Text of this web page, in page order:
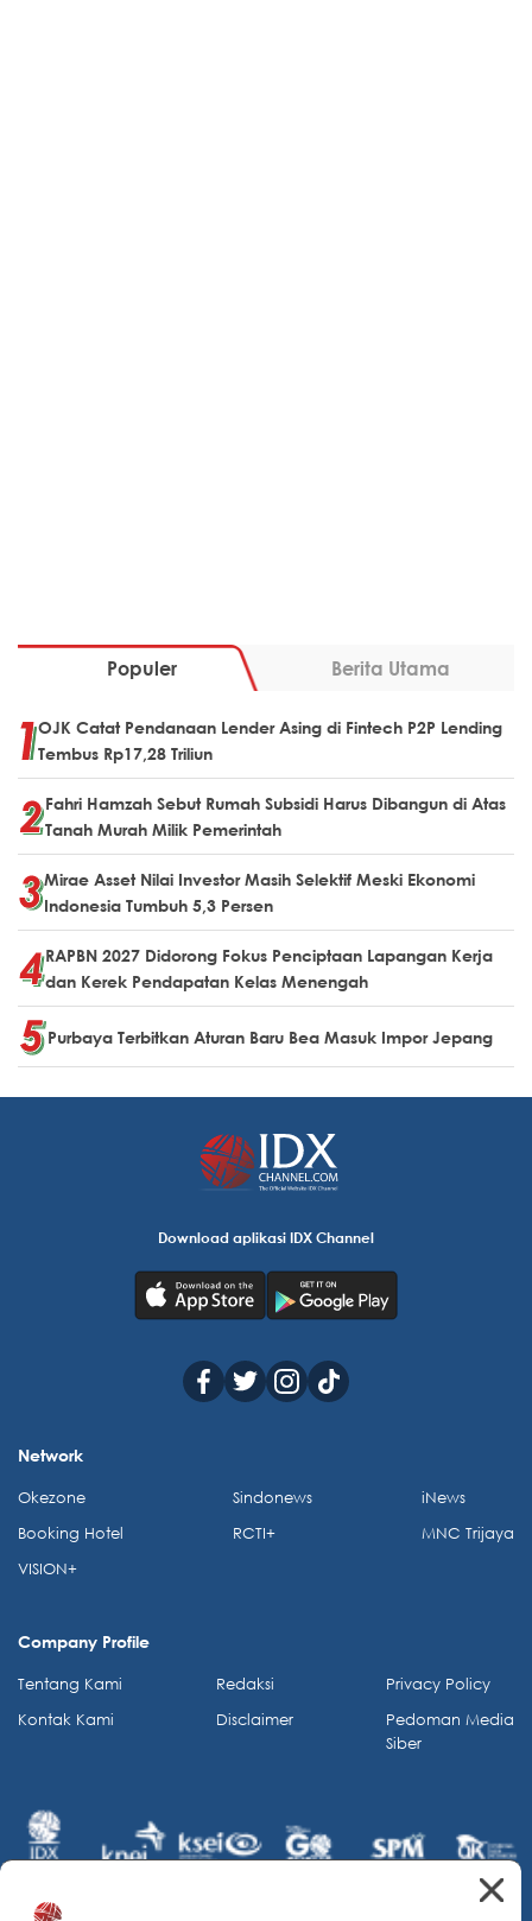
Populer Berita Utama
OJK Catat Pendanaan Lender Asing di Fintech P2P Lending
Tembus Rp17,28 Triliun
Fahri Hamzah Sebut Rumah Subsidi Harus Dibangun di Atas
Tanah Murah Milik Pemerintah
Mirae Asset Nilai Investor Masih Selektif Meski Ekonomi
Indonesia Tumbuh 5,3 Persen
RAPBN 2027 Didorong Fokus Penciptaan Lapangan Kerja
dan Kerek Pendapatan Kelas Menengah
Purbaya Terbitkan Aturan Baru Bea Masuk Impor Jepang
Download aplikasi IDX Channel
Network
Okezone
Booking Hotel
VISION+
Sindonews
RCTI+
iNews
MNC Trijaya
Company Profile
Tentang Kami
Kontak Kami
Redaksi
Disclaimer
Privacy Policy
Pedoman Media
Siber